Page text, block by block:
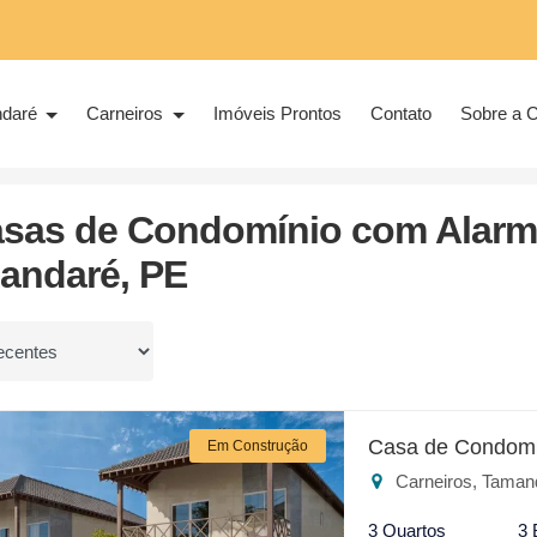
Carneiros Imóveis Prontos Contato Sobre a
de Condomínio com
PE
Em Construção Casa de
Carneiros,
3 Quartos 3